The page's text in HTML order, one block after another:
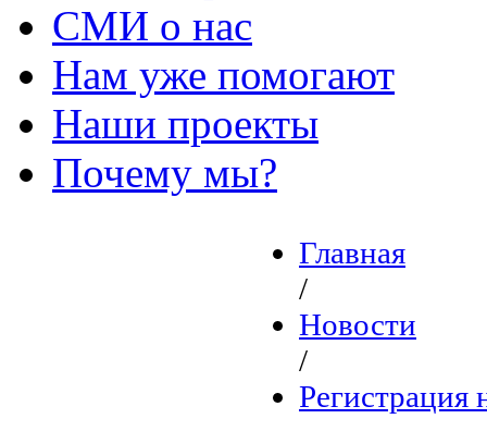
СМИ о нас
Нам уже помогают
Наши проекты
Почему мы?
Главная
/
Новости
/
Регистрация